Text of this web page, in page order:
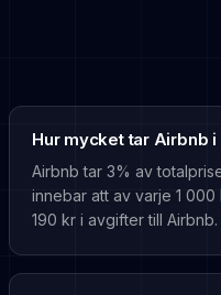
Hur mycket tar Airbnb
Airbnb tar 3% av
innebar att av varje 1
190 kr i avgifter till Airbnb.